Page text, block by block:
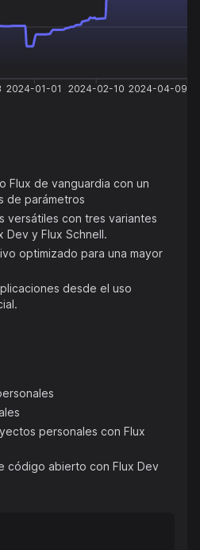
2024-01-01 2024-02-10 2024-04-09
Flux de vanguardia con un
de parámetros
versátiles con tres variantes
Dev y Flux Schnell.
optimizado para una mayor
desde el uso
personales con Flux
código abierto con Flux Dev